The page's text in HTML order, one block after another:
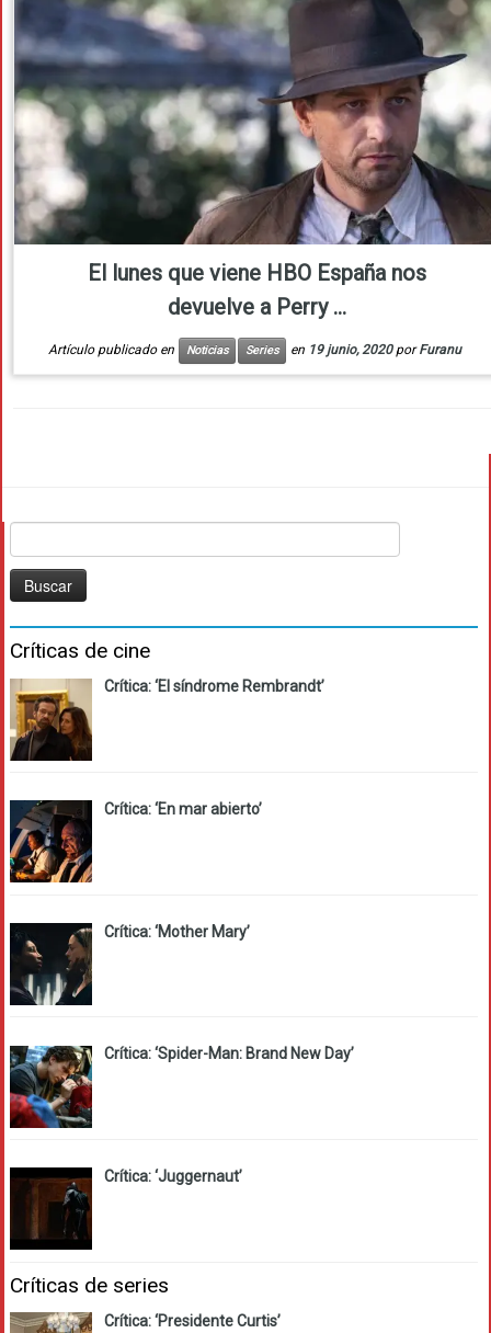
El lunes que viene HBO España nos
devuelve a Perry ...
Artículo publicado en Noticias Series en 19 junio, 2020 porFuranu
Críticas de cine
Crítica: ‘El síndrome Rembrandt’
Crítica: ‘En mar abierto’
Crítica: ‘Mother Mary’
Crítica: ‘Spider-Man: Brand New Day’
Crítica: ‘Juggernaut’
Críticas de series
Crítica: ‘Presidente Curtis’